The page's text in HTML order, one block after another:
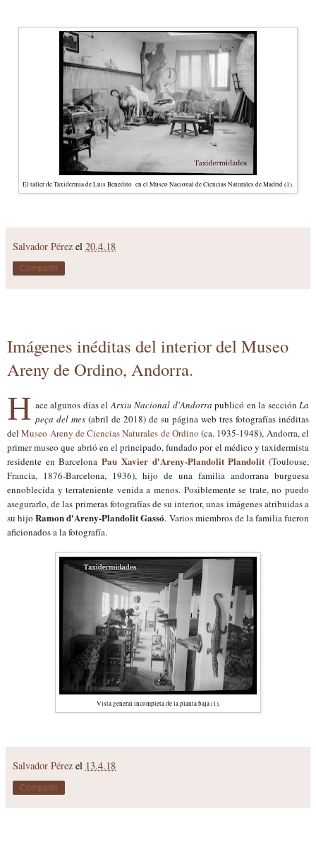
El taller de Taxidermia de Luis Benedito en el Museo Nacional de Ciencias Naturales de Madrid (1).
Salvador Pérez el 20.4.18
Compartir
Imágenes inéditas del interior del Museo
Areny de Ordino, Andorra.
H ace algunos días elArxiu Nacional d'Andorra publicó en la secciónLa
peça del mes (abril de 2018) de su página web tres fotografías inéditas
delMuseo Areny de Ciencias Naturales de Ordino (ca. 1935-1948), Andorra, el
primer museo que abrió en el principado, fundado porel médico y taxidermista
residente en BarcelonaPau Xavier d'Areny-Plandolit Plandolit (Toulouse,
Francia, 1876-Barcelona, 1936), hijo de una familia andorrana burguesa
ennoblecida y terrateniente venida a menos. Posiblemente se trate,nopuedo
asegurarlo, de las primeras fotografías de su interior, unas imágenes atribuidas a
su hijoRamon d'Areny-Plandolit Gassó. Varios miembros de la familia fueron
aficionados a la fotografía.
Vista general incompleta de la planta baja (1).
Salvador Pérez el 13.4.18
Compartir